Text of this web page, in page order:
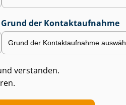
Grund der Kontaktaufnahme
verstanden.